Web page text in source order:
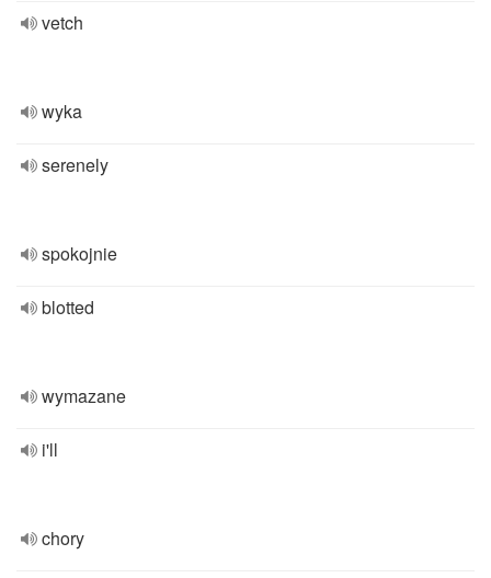
vetch
wyka
serenely
spokojnie
blotted
wymazane
i'll
chory